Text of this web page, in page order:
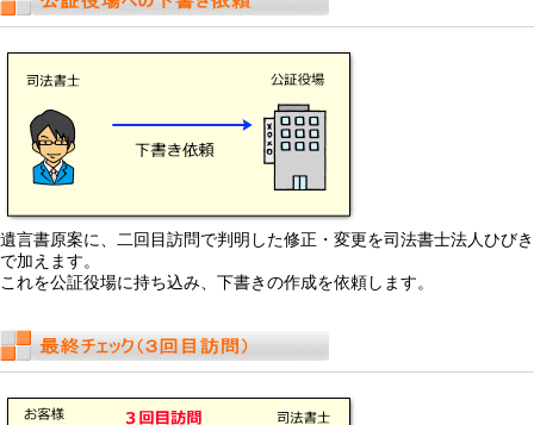
遺言書原案に、二回目訪問で判明した修正・変更を司法書士法人ひびき
で加えます。
これを公証役場に持ち込み、下書きの作成を依頼します。